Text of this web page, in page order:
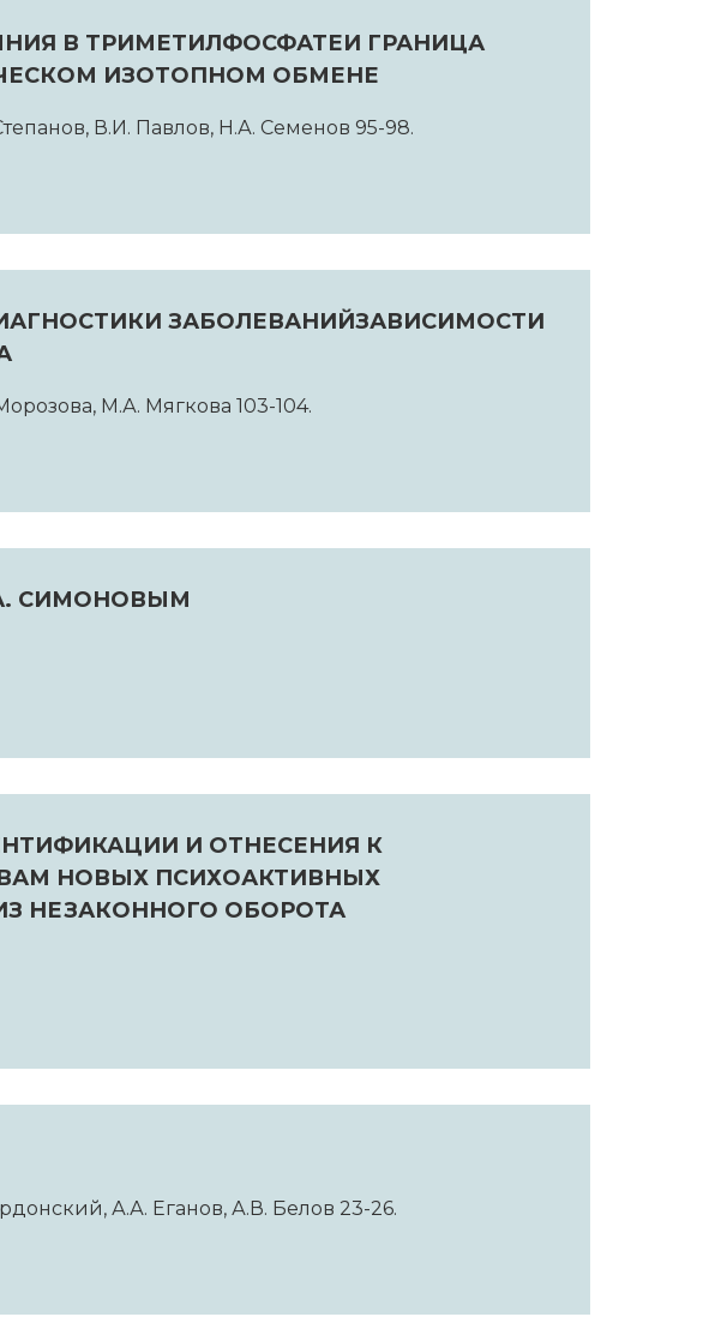
В ТРИМЕТИЛФОСФАТЕИ ГРАНИЦА
ИЗОТОПНОМ ОБМЕНЕ
В.И. Павлов, Н.А. Семенов 95-98.
ЗАБОЛЕВАНИЙЗАВИСИМОСТИ
М.А. Мягкова 103-104.
СИМОНОВЫМ
И ОТНЕСЕНИЯ К
НОВЫХ ПСИХОАКТИВНЫХ
НЕЗАКОННОГО ОБОРОТА
А.А. Еганов, А.В. Белов 23-26.